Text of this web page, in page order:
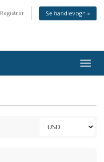
Registrer Se handlevogn »